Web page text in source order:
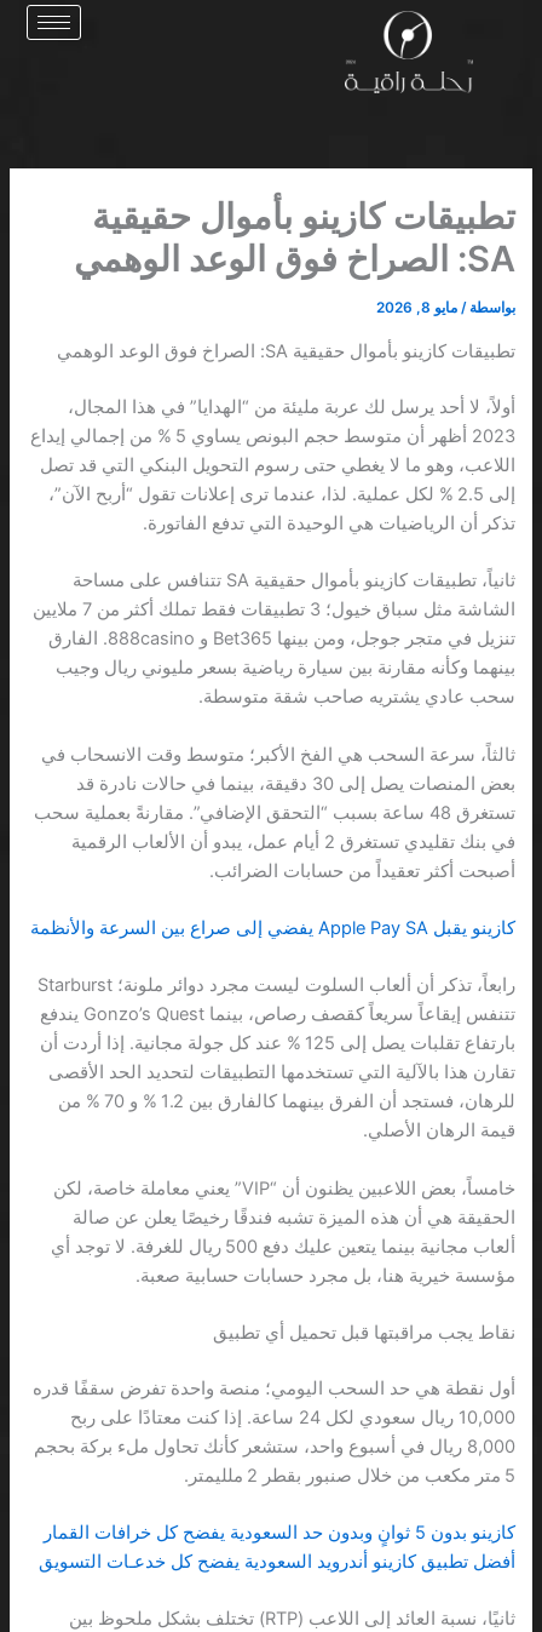
تطبيقات كازينو بأموال حقيقية
SA: الصراخ فوق الوعد الوهمي
بواسطة /مايو 8, 2026
تطبيقات كازينو بأموال حقيقية SA: الصراخ فوق الوعد الوهمي
أولاً، لا أحد يرسل لك عربة مليئة من “الهدايا” في هذا المجال،
2023 أظهر أن متوسط حجم البونص يساوي 5 % من إجمالي إيداع
اللاعب، وهو ما لا يغطي حتى رسوم التحويل البنكي التي قد تصل
إلى 2.5 % لكل عملية. لذا، عندما ترى إعلانات تقول “أربح الآن”،
تذكر أن الرياضيات هي الوحيدة التي تدفع الفاتورة.
ثانياً، تطبيقات كازينو بأموال حقيقية SA تتنافس على مساحة
الشاشة مثل سباق خيول؛ 3 تطبيقات فقط تملك أكثر من 7 ملايين
تنزيل في متجر جوجل، ومن بينها Bet365 و 888casino. الفارق
بينهما وكأنه مقارنة بين سيارة رياضية بسعر مليوني ريال وجيب
سحب عادي يشتريه صاحب شقة متوسطة.
ثالثاً، سرعة السحب هي الفخ الأكبر؛ متوسط وقت الانسحاب في
بعض المنصات يصل إلى 30 دقيقة، بينما في حالات نادرة قد
تستغرق 48 ساعة بسبب “التحقق الإضافي”. مقارنةً بعملية سحب
في بنك تقليدي تستغرق 2 أيام عمل، يبدو أن الألعاب الرقمية
أصبحت أكثر تعقيداً من حسابات الضرائب.
كازينو يقبل Apple Pay SA يفضي إلى صراع بين السرعة والأنظمة
رابعاً، تذكر أن ألعاب السلوت ليست مجرد دوائر ملونة؛ Starburst
تتنفس إيقاعاً سريعاً كقصف رصاص، بينما Gonzo’s Quest يندفع
بارتفاع تقلبات يصل إلى 125 % عند كل جولة مجانية. إذا أردت أن
تقارن هذا بالآلية التي تستخدمها التطبيقات لتحديد الحد الأقصى
للرهان، فستجد أن الفرق بينهما كالفارق بين 1.2 % و 70 % من
قيمة الرهان الأصلي.
خامساً، بعض اللاعبين يظنون أن “VIP” يعني معاملة خاصة، لكن
الحقيقة هي أن هذه الميزة تشبه فندقًا رخيصًا يعلن عن صالة
ألعاب مجانية بينما يتعين عليك دفع 500 ريال للغرفة. لا توجد أي
مؤسسة خيرية هنا، بل مجرد حسابات حسابية صعبة.
نقاط يجب مراقبتها قبل تحميل أي تطبيق
أول نقطة هي حد السحب اليومي؛ منصة واحدة تفرض سقفًا قدره
10,000 ريال سعودي لكل 24 ساعة. إذا كنت معتادًا على ربح
8,000 ريال في أسبوع واحد، ستشعر كأنك تحاول ملء بركة بحجم
5 متر مكعب من خلال صنبور بقطر 2 ملليمتر.
كازينو بدون 5 ثوانٍ وبدون حد السعودية يفضح كل خرافات القمار
أفضل تطبيق كازينو أندرويد السعودية يفضح كل خدعـات التسويق
ثانيًا، نسبة العائد إلى اللاعب (RTP) تختلف بشكل ملحوظ بين